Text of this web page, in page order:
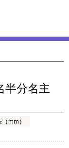
半分名主
mm）